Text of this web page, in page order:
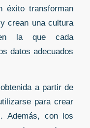
éxito transforman
crean una cultura
la que cada
datos adecuados
a partir de
para crear
Además, con los